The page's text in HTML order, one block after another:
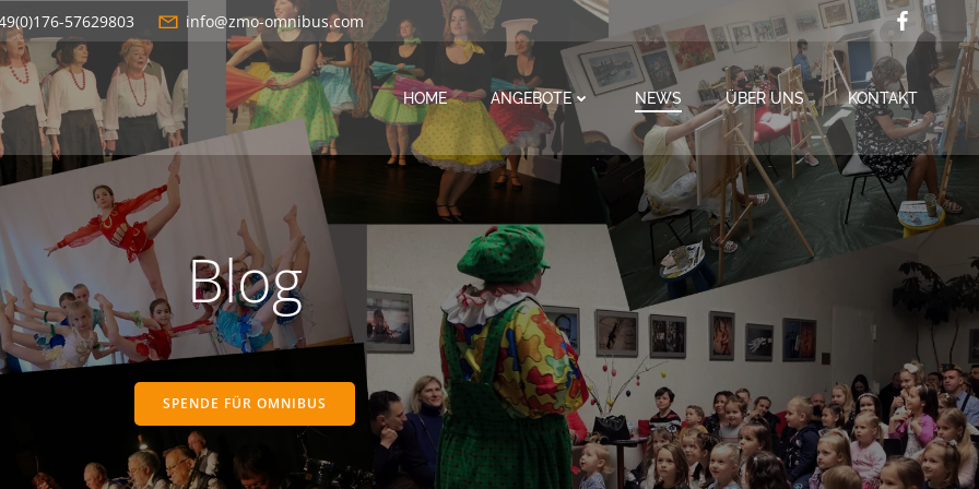
57629803 info@zmo-omnibus.com
HOME ANGEBOTE NEWS ÜBER UNS KONTAKT
Blog
SPENDE FÜR OMNIBUS